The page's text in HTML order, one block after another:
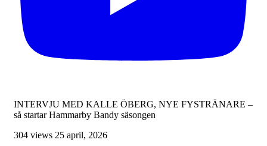
INTERVJU MED KALLE ÖBERG, NYE FYSTRÄNARE –
så startar Hammarby Bandy säsongen
304 views 25 april, 2026